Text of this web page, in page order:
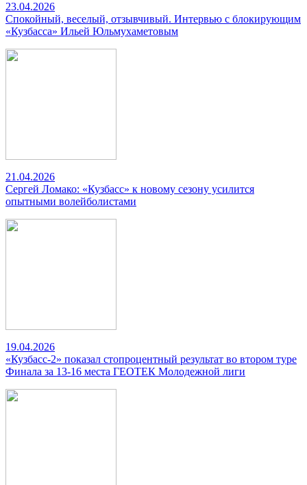
23.04.2026
Спокойный, веселый, отзывчивый. Интервью с блокирующим
«Кузбасса» Ильей Юльмухаметовым
21.04.2026
Сергей Ломако: «Кузбасс» к новому сезону усилится
опытными волейболистами
19.04.2026
«Кузбасс-2» показал стопроцентный результат во втором туре
Финала за 13-16 места ГЕОТЕК Молодежной лиги